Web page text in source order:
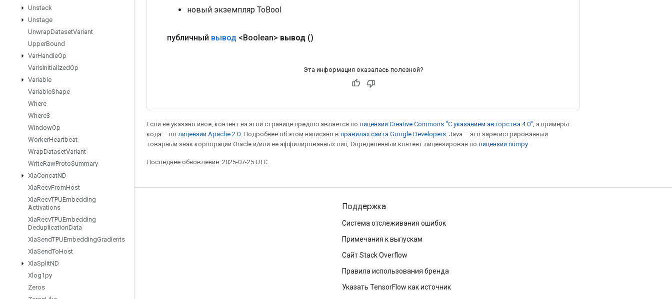
Unstack
Unstage
UnwrapDatasetVariant
UpperBound
VarHandleOp
VarIsInitializedOp
Variable
VariableShape
Where
Where3
WindowOp
WorkerHeartbeat
WrapDatasetVariant
WriteRawProtoSummary
XlaConcatND
XlaRecvFromHost
XlaRecvTPUEmbedding
Activations
XlaRecvTPUEmbedding
DeduplicationData
XlaSendTPUEmbeddingGradients
XlaSendToHost
XlaSplitND
Xlog1py
Zeros
новый экземпляр ToBool
публичный вывод <Boolean> вывод ()
Эта информация оказалась полезной?
Если не указано иное, контент на этой странице предоставляется по лицензии Creative Commons "С указанием авторства 4.0" , а примеры
кода – по лицензии Apache 2.0 . Подробнее об этом написано в правилах сайта Google Developers . Java – это зарегистрированный
товарный знак корпорации Oracle и/или ее аффилированных лиц. Определенный контент лицензирован по лицензии numpy.
Последнее обновление: 2025-07-25 UTC.
Мы в социальных сетях
Форум
GitHub
Twitter
YouTube
Поддержка
Система отслеживания ошибок
Примечания к выпускам
Сайт Stack Overflow
Правила использования бренда
Указать TensorFlow как источник